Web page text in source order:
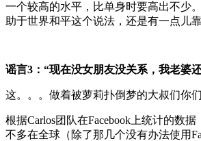
一个较高的水平，比单身时要高出不少
助于世界和平这个说法，还是有一点儿靠
谣言3：“现在没女朋友没关系，我老婆
这。。。做着被萝莉扑倒梦的大叔们你们
根据Carlos团队在Facebook上统计的数
不多在全球（除了那几个没有办法使用